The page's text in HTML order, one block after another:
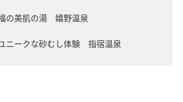
の美肌の湯 嬉野温泉
ニークな砂むし体験 指宿温泉